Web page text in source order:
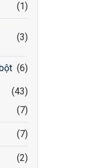
(1)
(3)
(6)
(43)
(7)
(7)
(2)